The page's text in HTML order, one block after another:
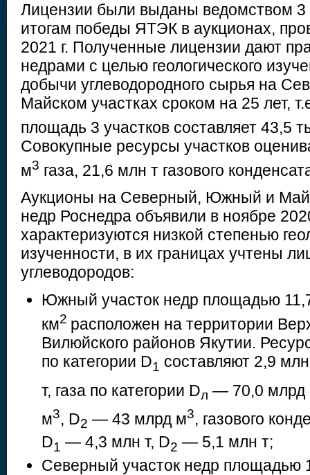
Лицензии были выданы ведомством 3
итогам победы ЯТЭК в аукционах,
2021 г. Полученные лицензии дают
недрами с целью геологического
добычи углеводородного сырья на
Майском участках сроком на 25 лет,
площадь 3 участков составляет 43,5
Совокупные ресурсы участков
м3 газа, 21,6 млн т газового
Аукционы на Северный, Южный и
недр Роснедра объявили в ноябре
характеризуются низкой степенью
изученности, в их границах учтены
углеводородов:
Южный участок недр площадью
км2 расположен на территории
Вилюйского районов Якутии.
по категории D1 составляют 2,9
т, газа по категории Dл — 70,0 млрд
м3, D2 — 43 млрд м3, газового
D1 — 4,3 млн т, D2 — 5,1 млн т;
Северный участок недр площадью